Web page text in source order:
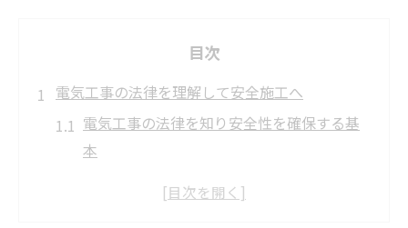
目次
電気工事の法律を理解して安全施工へ
電気工事の法律を知り安全性を確保する基
本
電気工事の安全基準と法令遵守の重要性